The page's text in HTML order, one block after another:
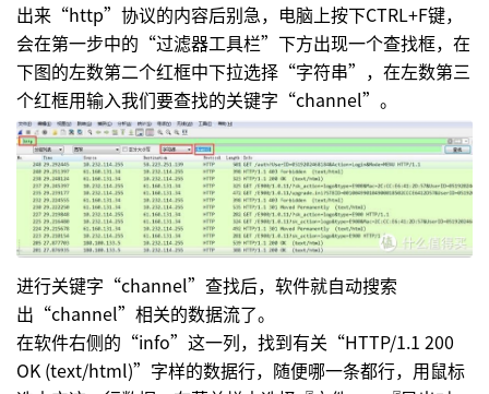
出来“http”协议的内容后别急，电脑上按下CTRL+F键，
会在第一步中的“过滤器工具栏”下方出现一个查找框，在
下图的左数第二个红框中下拉选择“字符串”，在左数第三
个红框用输入我们要查找的关键字“channel”。
进行关键字“channel”查找后，软件就自动搜索
出“channel”相关的数据流了。
在软件右侧的“info”这一列，找到有关“HTTP/1.1 200
OK (text/html)”字样的数据行，随便哪一条都行，用鼠标